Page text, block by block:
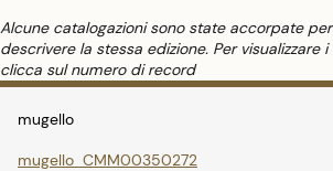
Alcune catalogazioni sono state accorpate
descrivere la stessa edizione. Per visualizzare
clicca sul numero di record
mugello
mugello_CMM00350272